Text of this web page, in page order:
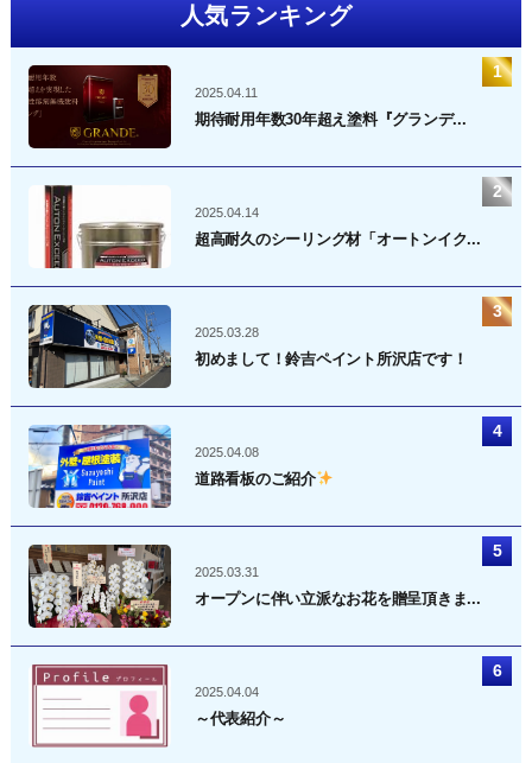
人気ランキング
2025.04.11
期待耐用年数30年超え塗料『グランデ...
2025.04.14
超高耐久のシーリング材「オートンイク...
2025.03.28
初めまして！鈴吉ペイント所沢店です！
2025.04.08
道路看板のご紹介
2025.03.31
オープンに伴い立派なお花を贈呈頂きま...
2025.04.04
～代表紹介～